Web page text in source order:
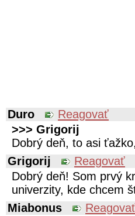
Duro
Reagovať
>>> Grigorij
Dobrý deň, to asi
Grigorij
Reagovať
Dobrý deň! Som prvý
univerzity, kde chcem
Miabonus